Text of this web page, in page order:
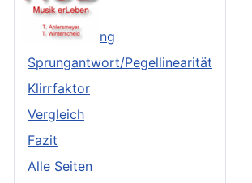
TSP
Frequenzgang
Sprungantwort/Pegellinearität
Klirrfaktor
Vergleich
Fazit
Alle Seiten